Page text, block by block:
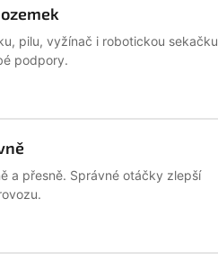
pilu, vyžínač i robotickou sekačku
podpory.
a přesně. Správné otáčky zlepší